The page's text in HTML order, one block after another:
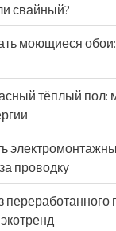
свайный?
моющиеся обои:
тёплый пол:
проводку
переработанного